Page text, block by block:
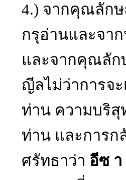
4.) จากคุณลัก
กรุอ่านและจา
และจากคุณลั
ญีลไม่ว่าการจ
ท่าน ความบริสุ
ท่าน และการก
ศรัทธาว่า อีซ